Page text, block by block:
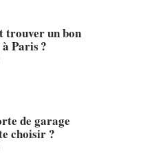
trouver un bon
Paris ?
de garage
choisir ?